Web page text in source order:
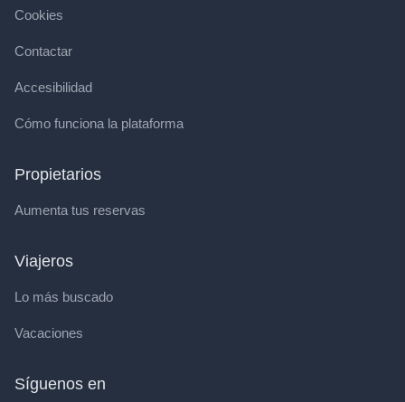
Cookies
Contactar
Accesibilidad
Cómo funciona la plataforma
Propietarios
Aumenta tus reservas
Viajeros
Lo más buscado
Vacaciones
Síguenos en